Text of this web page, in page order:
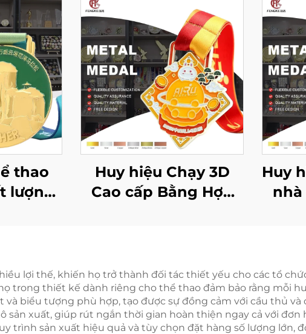
thao
lượng
Huy hiệu Chạy 3D
Cao cấp Bằng Hợp
Kỷ niệm
Huy
nhà
lợi thế, khiến họ trở thành đối tác thiết yếu cho các tổ
trong thiết kế dành riêng cho thể thao đảm bảo rằng mỗi
biểu tượng phù hợp, tạo được sự đồng cảm với cầu thủ và
xuất, giúp rút ngắn thời gian hoàn thiện ngay cả với đơn
trình sản xuất hiệu quả và tùy chọn đặt hàng số lượng lớn,